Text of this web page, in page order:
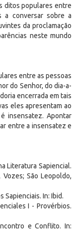
ditos populares entre
a conversar sobre a
da proclamação
neste mundo
entre as pessoas
do Senhor, do dia-a-
encerrada em tais
eles apresentam ao
insensatez. Apontar
entre a insensatez e
Literatura Sapiencial.
São Leopoldo,
Sapienciais. In: Ibid.
I - Provérbios.
e Conflito. In: